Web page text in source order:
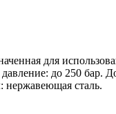
для
до 250 бар.
нержавеющая сталь.